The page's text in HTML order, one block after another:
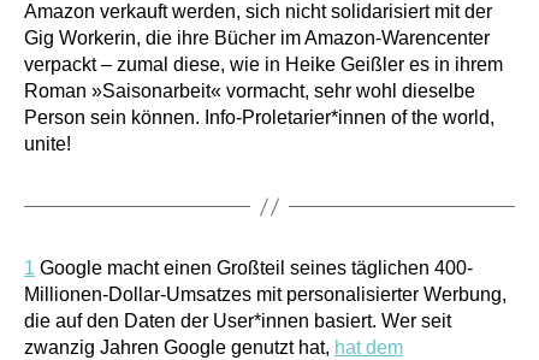
Amazon verkauft werden, sich nicht solidarisiert mit der
Gig Workerin, die ihre Bücher im Amazon-Warencenter
verpackt – zumal diese, wie in Heike Geißler es in ihrem
Roman »Saisonarbeit« vormacht, sehr wohl dieselbe
Person sein können. Info-Proletarier*innen of the world,
unite!
1 Google macht einen Großteil seines täglichen 400-
Millionen-Dollar-Umsatzes mit personalisierter Werbung,
die auf den Daten der User*innen basiert. Wer seit
zwanzig Jahren Google genutzt hat, hat dem